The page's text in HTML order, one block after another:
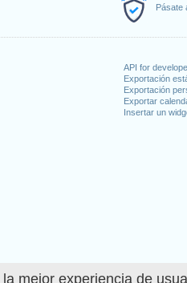
mejor experiencia de
Pásate
API for
Exportación
Exportación
Exportar
Insertar un